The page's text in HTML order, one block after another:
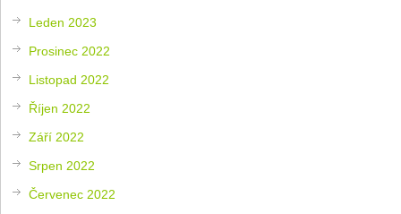
Leden 2023
Prosinec 2022
Listopad 2022
Říjen 2022
Září 2022
Srpen 2022
Červenec 2022